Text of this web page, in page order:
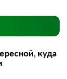
куда